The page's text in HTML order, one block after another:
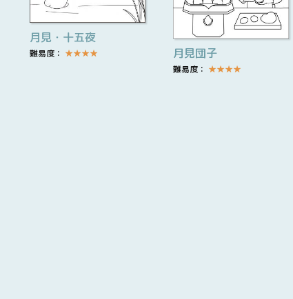
月見・十五夜
難易度： ★★★★ 月見団子
難易度： ★★★★